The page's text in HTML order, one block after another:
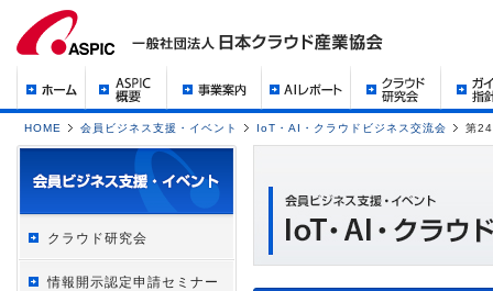
HOME 会員ビジネス支援・イベント IoT・AI・クラウドビジネス交流会 第
クラウド研究会
情報開示認定申請セミナー